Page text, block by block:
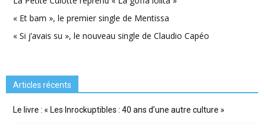
« Et bam », le premier single de Mentissa
« Si j’avais su », le nouveau single de Claudio Capéo
Articles récents
Le livre : « Les Inrockuptibles : 40 ans d’une autre culture »